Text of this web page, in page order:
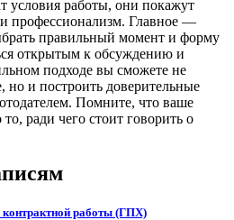
условия работы, они покажут
профессионализм. Главное —
правильный момент и форму
открытым к обсуждению и
подходе вы сможете не
но и построить доверительные
Помните, что ваше
ради чего стоит говорить о
контрактной работы (ГПХ)